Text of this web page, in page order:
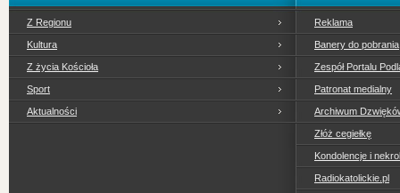
Z Regionu
Kultura
Z życia Kościoła
Sport
Aktualności
Reklama
Banery do pobrania
Zespół Portalu
Patronat medialny
Archiwum
Złóż cegiełkę
Kondolencje i
Radiokatolickie.pl